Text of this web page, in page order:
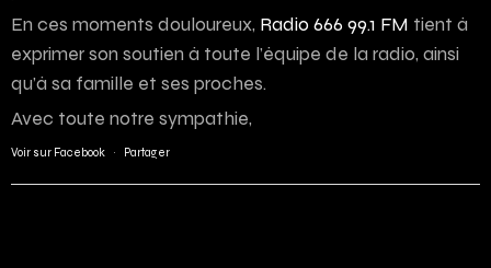
En ces moments douloureux, Radio 666 99.1 FM tient à
exprimer son soutien à toute l’équipe de la radio, ainsi
qu’à sa famille et ses proches.
Avec toute notre sympathie,
Voir sur Facebook · Partager